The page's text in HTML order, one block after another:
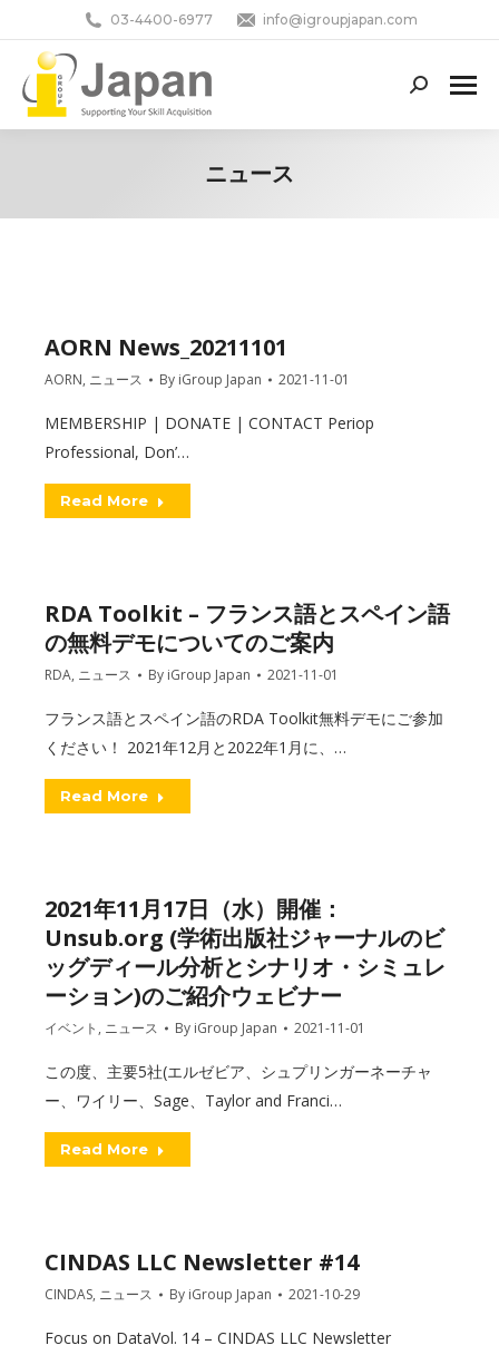
03-4400-6977 info@igroupjapan.com
Search:
ニュース
AORN News_20211101
AORN, ニュース By iGroup Japan 2021-11-01
MEMBERSHIP | DONATE | CONTACT Periop
Professional, Don’…
Read More
RDA Toolkit – フランス語とスペイン語
の無料デモについてのご案内
RDA, ニュース By iGroup Japan 2021-11-01
フランス語とスペイン語のRDA Toolkit無料デモにご参加
ください！ 2021年12月と2022年1月に、…
Read More
2021年11月17日（水）開催：
Unsub.org (学術出版社ジャーナルのビ
ッグディール分析とシナリオ・シミュレ
ーション)のご紹介ウェビナー
イベント , ニュース By iGroup Japan 2021-11-01
この度、主要5社(エルゼビア、シュプリンガーネーチャ
ー、ワイリー、Sage、Taylor and Franci…
Read More
CINDAS LLC Newsletter #14
CINDAS, ニュース By iGroup Japan 2021-10-29
Focus on DataVol. 14 – CINDAS LLC Newsletter